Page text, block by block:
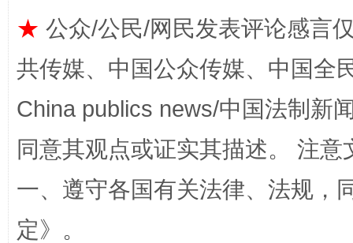
全民健身五年计划来了！等你上场
★ 公众/公民/网民发表评论感言
共传媒、中国公众传媒、中国全
China publics news/中国法制新
同意其观点或证实其描述。 注
一、遵守各国有关法律、法规，
定》。